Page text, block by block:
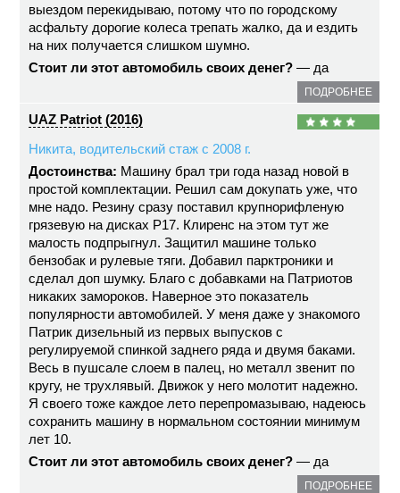
выездом перекидываю, потому что по городскому
асфальту дорогие колеса трепать жалко, да и ездить
на них получается слишком шумно.
Стоит ли этот автомобиль своих денег? — да
ПОДРОБНЕЕ
UAZ Patriot (2016)
Никита, водительский стаж с 2008 г.
Достоинства: Машину брал три года назад новой в
простой комплектации. Решил сам докупать уже, что
мне надо. Резину сразу поставил крупнорифленую
грязевую на дисках Р17. Клиренс на этом тут же
малость подпрыгнул. Защитил машине только
бензобак и рулевые тяги. Добавил парктроники и
сделал доп шумку. Благо с добавками на Патриотов
никаких замороков. Наверное это показатель
популярности автомобилей. У меня даже у знакомого
Патрик дизельный из первых выпусков с
регулируемой спинкой заднего ряда и двумя баками.
Весь в пушсале слоем в палец, но металл звенит по
кругу, не трухлявый. Движок у него молотит надежно.
Я своего тоже каждое лето перепромазываю, надеюсь
сохранить машину в нормальном состоянии минимум
лет 10.
Стоит ли этот автомобиль своих денег? — да
ПОДРОБНЕЕ